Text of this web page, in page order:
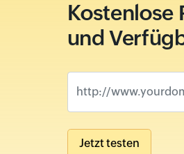
Kostenlose
und
Jetzt testen